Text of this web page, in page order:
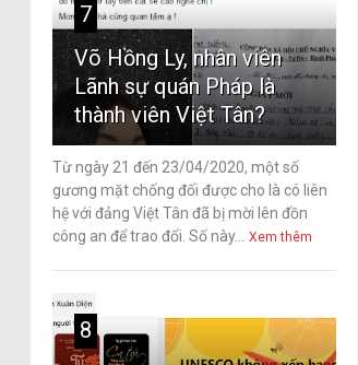
7
Võ Hồng Ly, nhân viên
Lãnh sự quán Pháp là
thành viên Việt Tân?
Từ ngày 21 đến 23/04/2020, một số
gương mặt chống đối được cho là có liên
hệ với đảng Việt Tân đã bị mời lên đồn
công an để trao đổi. Số này...
Xem thêm
8